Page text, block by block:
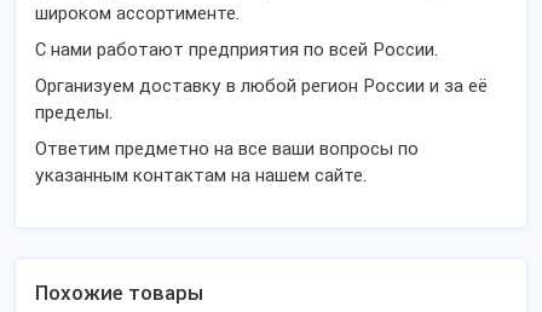
широком ассортименте.
С нами работают предприятия по всей России.
Организуем доставку в любой регион России и за её
пределы.
Ответим предметно на все ваши вопросы по
указанным контактам на нашем сайте.
Похожие товары